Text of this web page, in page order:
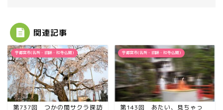
関連記事
宇都宮市(名所・旧跡・社寺仏閣)
第737回 つかの間サクラ探訪
宇都宮市(名所・旧跡・社寺仏閣)
第143回 あたい、見ちゃっ